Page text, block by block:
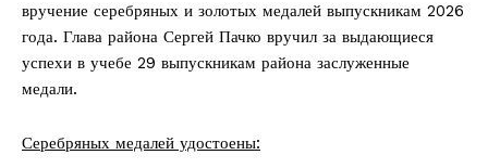
вручение серебряных и золотых медалей выпускникам 2026
года. Глава района Сергей Пачко вручил за выдающиеся
успехи в учебе 29 выпускникам района заслуженные
медали.
Серебряных медалей удостоены: